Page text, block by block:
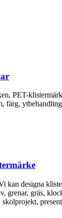
PET-
designa
grenar, gräs,